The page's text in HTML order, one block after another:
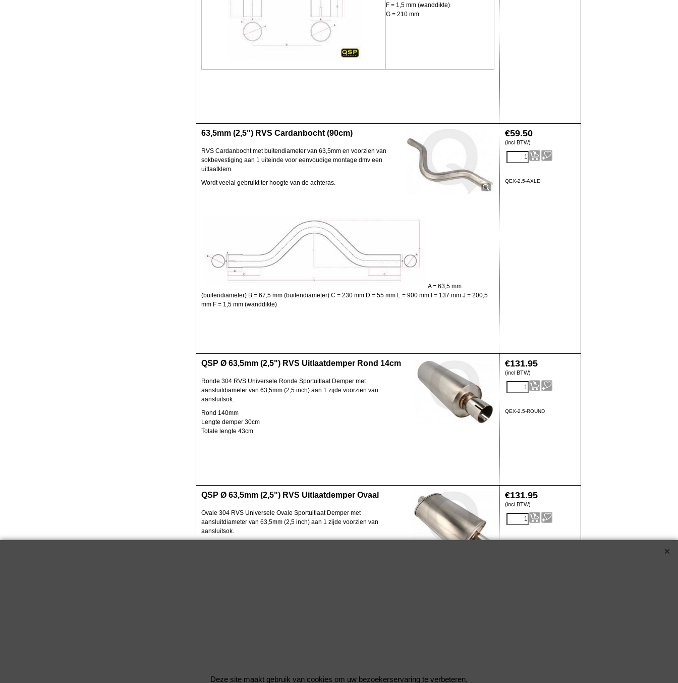
F = 1,5 mm (wanddikte)
G = 210 mm
€59.50
(incl BTW)
QEX-2.5-AXLE
63,5mm (2,5") RVS Cardanbocht (90cm)
RVS Cardanbocht met buitendiameter van 63,5mm en voorzien van
sokbevestiging aan 1 uiteinde voor eenvoudige montage dmv een
uitlaatklem.
Wordt veelal gebruikt ter hoogte van de achteras.
A = 63,5 mm
(buitendiameter) B = 67,5 mm (buitendiameter) C = 230 mm D = 55 mm L = 900 mm I = 137 mm J = 200,5
mm F = 1,5 mm (wanddikte)
€131.95
(incl BTW)
QEX-2.5-ROUND
QSP Ø 63,5mm (2,5") RVS Uitlaatdemper Rond 14cm
Ronde 304 RVS Universele Ronde Sportuitlaat Demper met
aansluitdiameter van 63,5mm (2,5 inch) aan 1 zijde voorzien van
aansluitsok.
Rond 140mm
Lengte demper 30cm
Totale lengte 43cm
€131.95
(incl BTW)
QSP Ø 63,5mm (2,5") RVS Uitlaatdemper Ovaal
Ovale 304 RVS Universele Ovale Sportuitlaat Demper met
aansluitdiameter van 63,5mm (2,5 inch) aan 1 zijde voorzien van
aansluitsok.
Deze site maakt gebruik van cookies om uw bezoekerservaring te verbeteren.